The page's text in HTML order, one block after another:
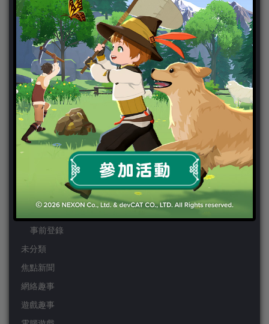
PC
PS VITA
PS3
PS4
PSP
Wii
Wiiu
XBOX ONE
事前登錄
未分類
焦點新聞
網絡趣事
遊戲趣事